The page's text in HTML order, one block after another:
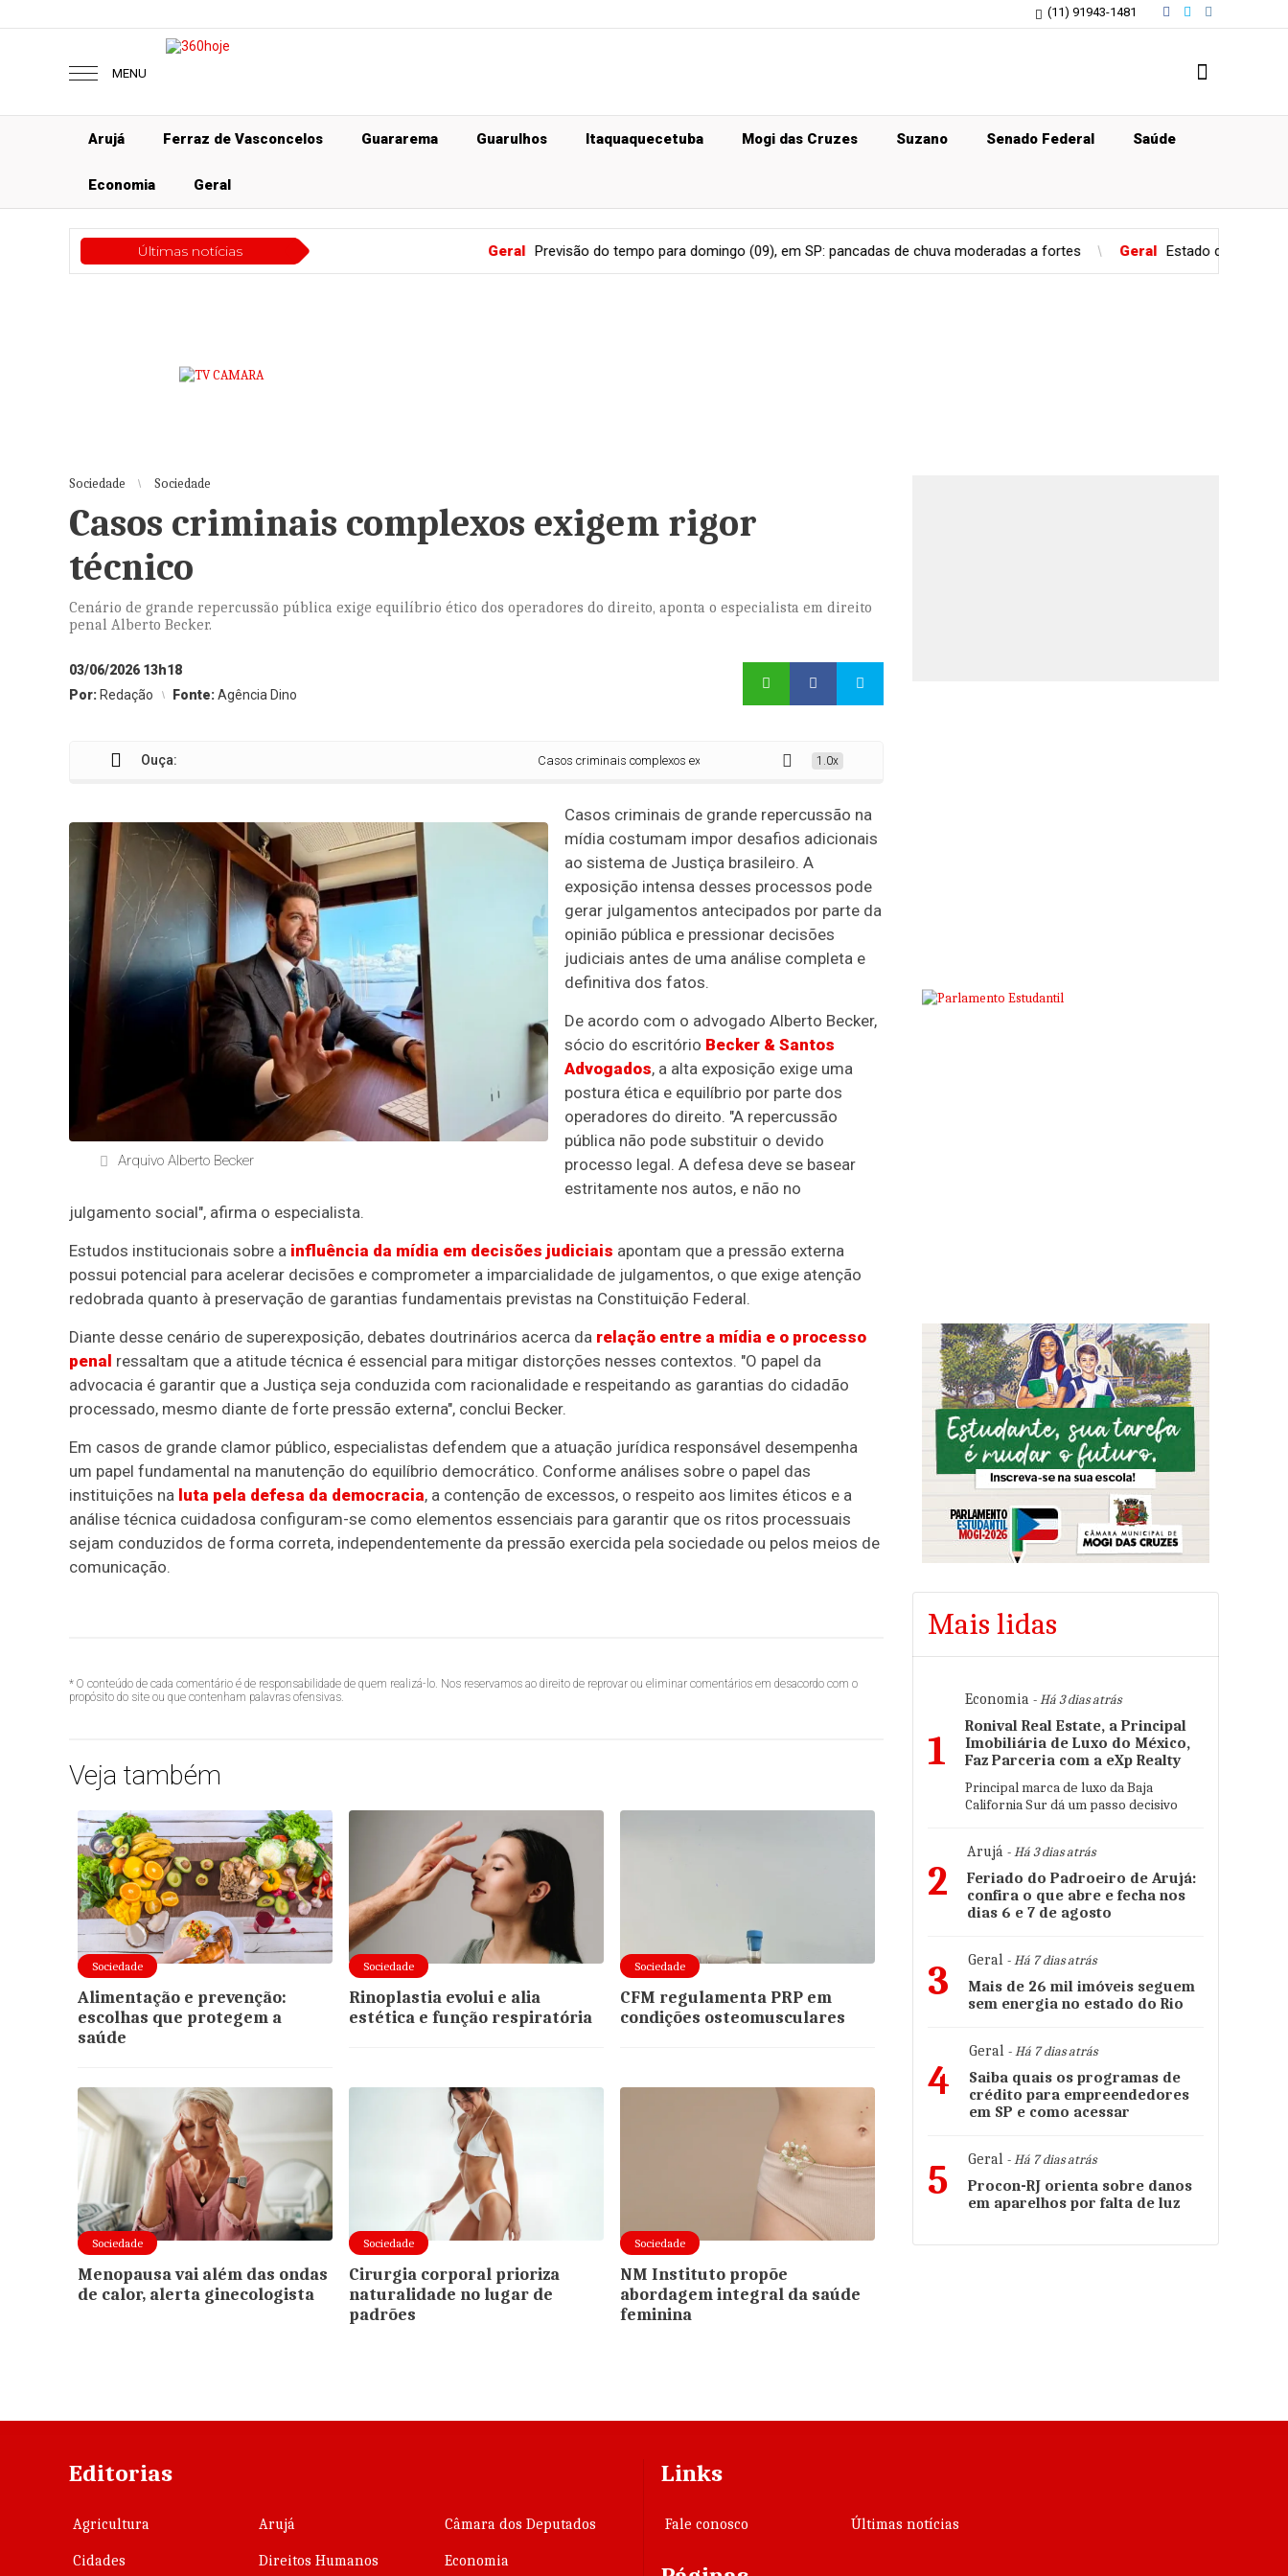
(11) 91943-1481
MENU
Arujá Ferraz de Vasconcelos Guararema Guarulhos Itaquaquecetuba Mogi das Cruzes Suzano Senado Federal Saúde
Economia Geral
Últimas notícias Previsão do tempo para domingo (09), em SP: pancadas de chuva moderadas a fortes Geral Estado de São Paulo confirma
Sociedade Sociedade
Casos criminais complexos exigem rigor
técnico
Cenário de grande repercussão pública exige equilíbrio ético dos operadores do direito, aponta o especialista em direito
penal Alberto Becker.
03/06/2026 13h18
Por: Redação Fonte:Agência Dino
Ouça: Casos criminais complexos exigem rigor técnico 1.0x
Arquivo Alberto Becker
Casos criminais de grande repercussão na
mídia costumam impor desafios adicionais
ao sistema de Justiça brasileiro. A
exposição intensa desses processos pode
gerar julgamentos antecipados por parte da
opinião pública e pressionar decisões
judiciais antes de uma análise completa e
definitiva dos fatos.
De acordo com o advogado Alberto Becker,
sócio do escritório Becker & Santos
Advogados, a alta exposição exige uma
postura ética e equilíbrio por parte dos
operadores do direito. "A repercussão
pública não pode substituir o devido
processo legal. A defesa deve se basear
estritamente nos autos, e não no
julgamento social", afirma o especialista.
Estudos institucionais sobre a influência da mídia em decisões judiciais apontam que a pressão externa
possui potencial para acelerar decisões e comprometer a imparcialidade de julgamentos, o que exige atenção
redobrada quanto à preservação de garantias fundamentais previstas na Constituição Federal.
Diante desse cenário de superexposição, debates doutrinários acerca da relação entre a mídia e o processo
penal ressaltam que a atitude técnica é essencial para mitigar distorções nesses contextos. "O papel da
advocacia é garantir que a Justiça seja conduzida com racionalidade e respeitando as garantias do cidadão
processado, mesmo diante de forte pressão externa", conclui Becker.
Em casos de grande clamor público, especialistas defendem que a atuação jurídica responsável desempenha
um papel fundamental na manutenção do equilíbrio democrático. Conforme análises sobre o papel das
instituições na luta pela defesa da democracia, a contenção de excessos, o respeito aos limites éticos e a
análise técnica cuidadosa configuram-se como elementos essenciais para garantir que os ritos processuais
sejam conduzidos de forma correta, independentemente da pressão exercida pela sociedade ou pelos meios de
comunicação.
* O conteúdo de cada comentário é de responsabilidade de quem realizá-lo. Nos reservamos ao direito de reprovar ou eliminar comentários em desacordo com o
propósito do site ou que contenham palavras ofensivas.
Veja também
Sociedade
Alimentação e prevenção:
escolhas que protegem a
saúde
Sociedade
Rinoplastia evolui e alia
estética e função respiratória
Sociedade
CFM regulamenta PRP em
condições osteomusculares
Sociedade
Menopausa vai além das ondas
de calor, alerta ginecologista
Sociedade
Cirurgia corporal prioriza
naturalidade no lugar de
padrões
Sociedade
NM Instituto propõe
abordagem integral da saúde
feminina
Mais lidas
1
Economia - Há 3 dias atrás
Ronival Real Estate, a Principal
Imobiliária de Luxo do México,
Faz Parceria com a eXp Realty
Principal marca de luxo da Baja
California Sur dá um passo decisivo
2
Arujá - Há 3 dias atrás
Feriado do Padroeiro de Arujá:
confira o que abre e fecha nos
dias 6 e 7 de agosto
3 Geral - Há 7 dias atrás
Mais de 26 mil imóveis seguem
sem energia no estado do Rio
4
Geral - Há 7 dias atrás
Saiba quais os programas de
crédito para empreendedores
em SP e como acessar
5 Geral - Há 7 dias atrás
Procon-RJ orienta sobre danos
em aparelhos por falta de luz
Editorias
Agricultura Arujá Câmara dos Deputados
Cidades Direitos Humanos Economia
Links
Fale conosco Últimas notícias